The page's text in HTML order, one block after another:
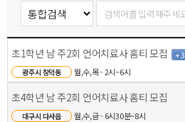
초1학년 남 주2회 언어치료사 홈티 모집 + 3
광주시 장덕동 월,수,목 - 2시~6시
초4학년 남 주2회 언어치료사 홈티 모집
대구시 다사읍 월,수,금 - 6시30분~8시